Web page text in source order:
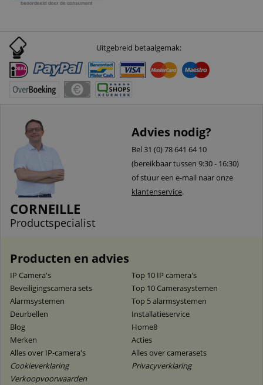
Uitgebreid betaalgemak:
CORNEILLE
Productspecialist
Advies nodig?
Bel 31 (0) 78 641 64 10
(bereikbaar tussen 9:30 - 16:30)
of stuur een e-mail naar onze
klantenservice.
Producten en advies
IP Camera's
Top 10 IP camera's
Beveiligingscamera sets
Top 10 Camerasystemen
Alarmsystemen
Top 5 alarmsystemen
Deurbellen
Installatieservice
Blog
Home8
Merken
Acties
Alles over IP-camera's
Alles over camerasets
Cookieverklaring
Privacyverklaring
Verkoopvoorwaarden